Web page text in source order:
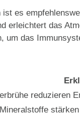
es
erleichtert das
um das
reduzieren